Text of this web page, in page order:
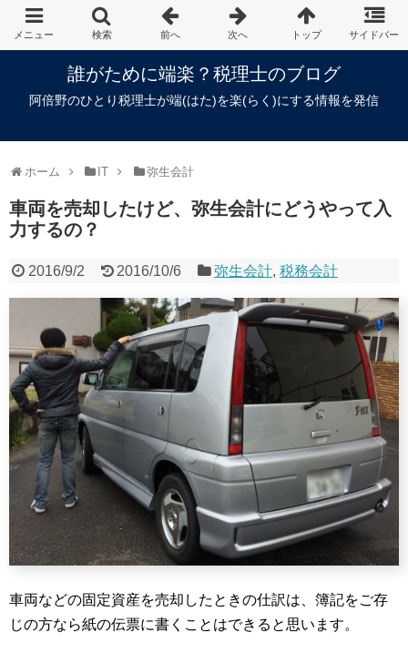
誰がために端楽？税理士のブログ
阿倍野のひとり税理士が端(はた)を楽(らく)にする情報を発信
ホーム IT 弥生会計
車両を売却したけど、弥生会計にどうやって入
力するの？
2016/9/2 2016/10/6 弥生会計,税務会計
車両などの固定資産を売却したときの仕訳は、簿記をご存
じの方なら紙の伝票に書くことはできると思います。